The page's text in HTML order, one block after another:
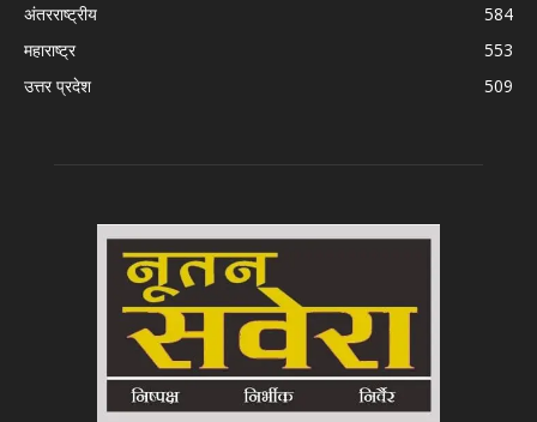
अंतरराष्ट्रीय
584
महाराष्ट्र
553
उत्तर प्रदेश
509